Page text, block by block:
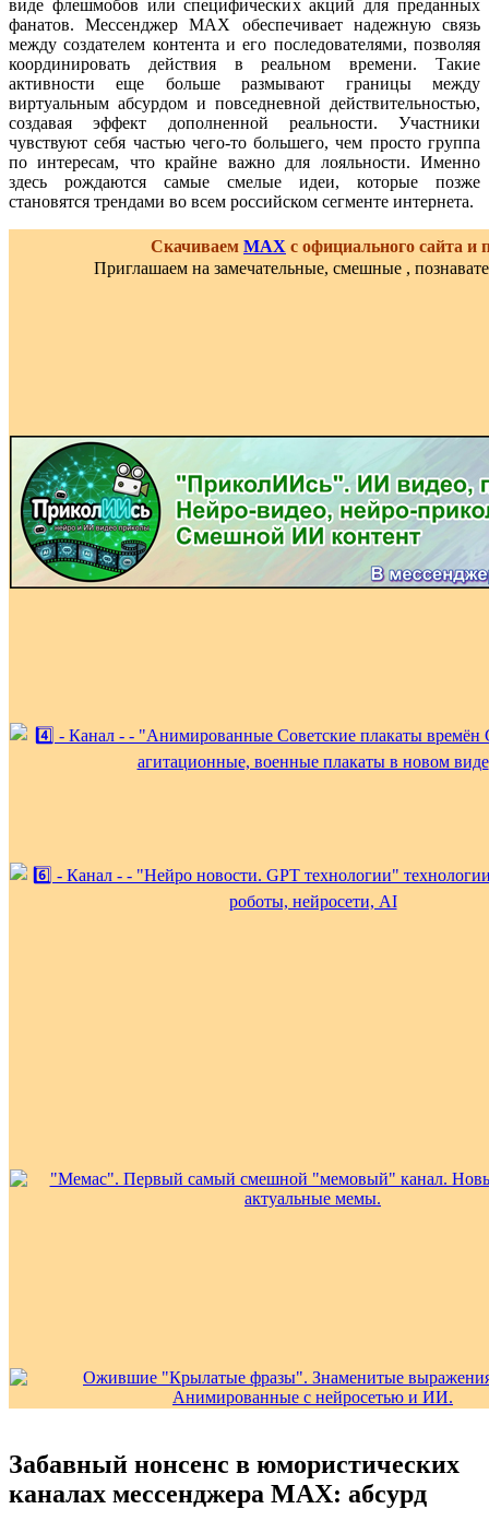
виде флешмобов или специфических акций для преданных
фанатов. Мессенджер MAX обеспечивает надежную связь
между создателем контента и его последователями, позволяя
координировать действия в реальном времени. Такие
активности еще больше размывают границы между
виртуальным абсурдом и повседневной действительностью,
создавая эффект дополненной реальности. Участники
чувствуют себя частью чего-то большего, чем просто группа
по интересам, что крайне важно для лояльности. Именно
здесь рождаются самые смелые идеи, которые позже
становятся трендами во всем российском сегменте интернета.
Скачиваем MAX с официального сайта
Приглашаем на замечательные, смешные ,
Забавный нонсенс в юмористических
каналах мессенджера MAX: абсурд